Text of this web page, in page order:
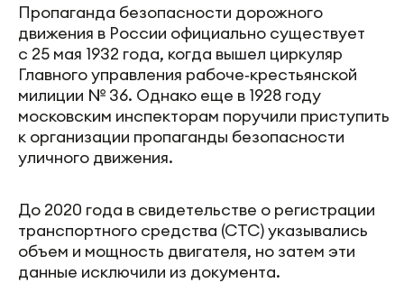
Пропаганда безопасности дорожного
движения в России официально существует
с 25 мая 1932 года, когда вышел циркуляр
Главного управления рабоче‑крестьянской
милиции № 36. Однако еще в 1928 году
московским инспекторам поручили приступить
к организации пропаганды безопасности
уличного движения.
До 2020 года в свидетельстве о регистрации
транспортного средства (СТС) указывались
объем и мощность двигателя, но затем эти
данные исключили из документа.